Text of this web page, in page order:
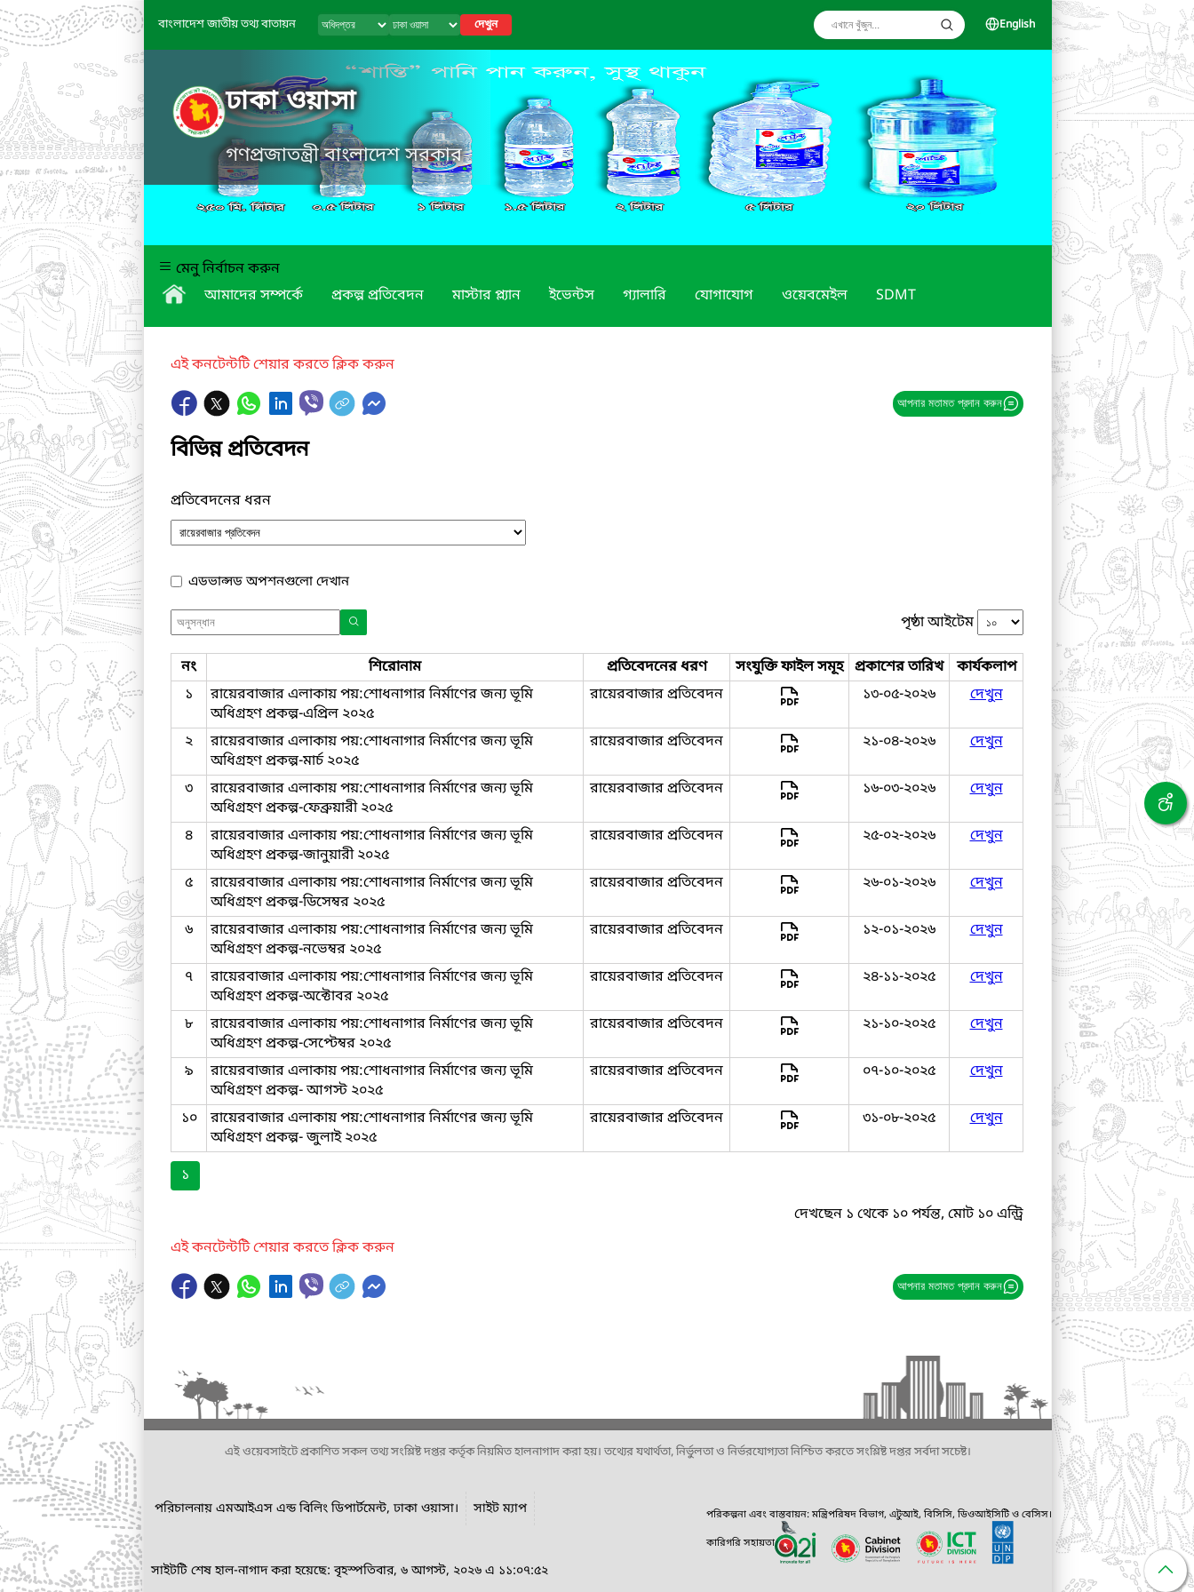
বাংলাদেশ জাতীয় তথ্য বাতায়ন দেখুন English
ঢাকা ওয়াসা
গণপ্রজাতন্ত্রী বাংলাদেশ সরকার
মেনু নির্বাচন করুন
আমাদের সম্পর্কে
প্রকল্প প্রতিবেদন মাস্টার প্ল্যান ইভেন্টস গ্যালারি যোগাযোগ ওয়েবমেইল SDMT
এই কনটেন্টটি শেয়ার করতে ক্লিক করুন
আপনার মতামত প্রদান করুন
বিভিন্ন প্রতিবেদন
প্রতিবেদনের ধরন
এডভান্সড অপশনগুলো দেখান
পৃষ্ঠা আইটেম
নং শিরোনাম প্রতিবেদনের ধরণ সংযুক্তি ফাইল সমূহ প্রকাশের তারিখ
কার্যকলাপ
১
রায়েরবাজার এলাকায় পয়:শোধনাগার নির্মাণের জন্য ভূমি
অধিগ্রহণ প্রকল্প-এপ্রিল ২০২৫
রায়েরবাজার প্রতিবেদন ১৩-০৫-২০২৬ দেখুন
২
রায়েরবাজার এলাকায় পয়:শোধনাগার নির্মাণের জন্য ভূমি
অধিগ্রহণ প্রকল্প-মার্চ ২০২৫
রায়েরবাজার প্রতিবেদন ২১-০৪-২০২৬ দেখুন
৩
রায়েরবাজার এলাকায় পয়:শোধনাগার নির্মাণের জন্য ভূমি
অধিগ্রহণ প্রকল্প-ফেব্রুয়ারী ২০২৫
রায়েরবাজার প্রতিবেদন ১৬-০৩-২০২৬ দেখুন
৪
রায়েরবাজার এলাকায় পয়:শোধনাগার নির্মাণের জন্য ভূমি
অধিগ্রহণ প্রকল্প-জানুয়ারী ২০২৫
রায়েরবাজার প্রতিবেদন ২৫-০২-২০২৬ দেখুন
৫
রায়েরবাজার এলাকায় পয়:শোধনাগার নির্মাণের জন্য ভূমি
অধিগ্রহণ প্রকল্প-ডিসেম্বর ২০২৫
রায়েরবাজার প্রতিবেদন ২৬-০১-২০২৬ দেখুন
৬
রায়েরবাজার এলাকায় পয়:শোধনাগার নির্মাণের জন্য ভূমি
অধিগ্রহণ প্রকল্প-নভেম্বর ২০২৫
রায়েরবাজার প্রতিবেদন ১২-০১-২০২৬ দেখুন
৭
রায়েরবাজার এলাকায় পয়:শোধনাগার নির্মাণের জন্য ভূমি
অধিগ্রহণ প্রকল্প-অক্টোবর ২০২৫
রায়েরবাজার প্রতিবেদন ২৪-১১-২০২৫ দেখুন
৮
রায়েরবাজার এলাকায় পয়:শোধনাগার নির্মাণের জন্য ভূমি
অধিগ্রহণ প্রকল্প-সেপ্টেম্বর ২০২৫
রায়েরবাজার প্রতিবেদন ২১-১০-২০২৫ দেখুন
৯
রায়েরবাজার এলাকায় পয়:শোধনাগার নির্মাণের জন্য ভূমি
অধিগ্রহণ প্রকল্প- আগস্ট ২০২৫
রায়েরবাজার প্রতিবেদন ০৭-১০-২০২৫ দেখুন
১০
রায়েরবাজার এলাকায় পয়:শোধনাগার নির্মাণের জন্য ভূমি
অধিগ্রহণ প্রকল্প- জুলাই ২০২৫
রায়েরবাজার প্রতিবেদন ৩১-০৮-২০২৫ দেখুন
১
দেখছেন ১ থেকে ১০ পর্যন্ত, মোট ১০ এন্ট্রি
এই কনটেন্টটি শেয়ার করতে ক্লিক করুন
আপনার মতামত প্রদান করুন
এই ওয়েবসাইটে প্রকাশিত সকল তথ্য সংশ্লিষ্ট দপ্তর কর্তৃক নিয়মিত হালনাগাদ করা হয়। তথ্যের যথার্থতা, নির্ভুলতা ও নির্ভরযোগ্যতা নিশ্চিত করতে সংশ্লিষ্ট দপ্তর সর্বদা সচেষ্ট।
পরিচালনায় এমআইএস এন্ড বিলিং ডিপার্টমেন্ট, ঢাকা ওয়াসা। সাইট ম্যাপ
সাইটটি শেষ হাল-নাগাদ করা হয়েছে: বৃহস্পতিবার, ৬ আগস্ট, ২০২৬ এ ১১:০৭:৫২
পরিকল্পনা এবং বাস্তবায়ন: মন্ত্রিপরিষদ বিভাগ, এটুআই, বিসিসি, ডিওআইসিটি ও বেসিস।
কারিগরি সহায়তা